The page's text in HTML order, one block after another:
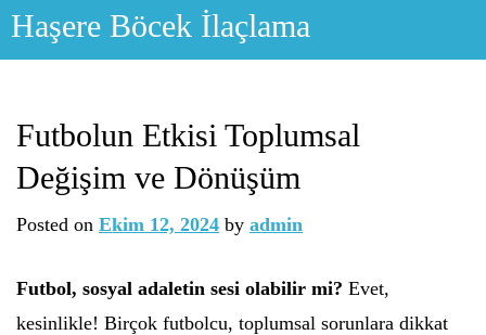
Skip
Haşere Böcek İlaçlama
Futbolun Etkisi Toplumsal
Değişim ve Dönüşüm
Posted on Ekim 12, 2024 by admin
Futbol, sosyal adaletin sesi olabilir mi? Evet,
kesinlikle! Birçok futbolcu, toplumsal sorunlara dikkat